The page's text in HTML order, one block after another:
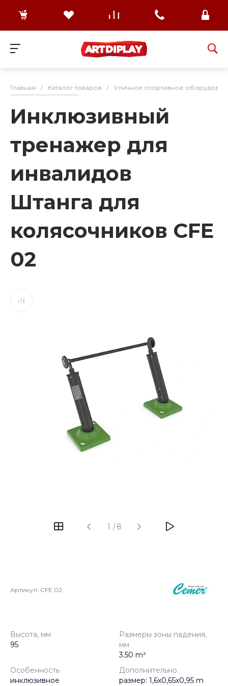
Главная / Каталог товаров / Уличное спортивное
Инклюзивный
тренажер для
инвалидов
Штанга для
колясочников CFE
02
1 /8
Артикул: CFE 02
Высота, мм
95
Размеры зоны падения,
мм
3.50 m²
Особенность
инклюзивное
Дополнительно
размер: 1,6x0,65x0,95 m